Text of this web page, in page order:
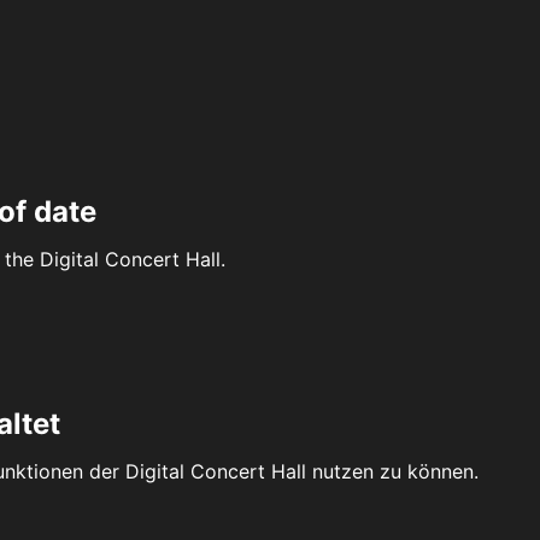
date
Digital Concert Hall.
der Digital Concert Hall nutzen zu können.